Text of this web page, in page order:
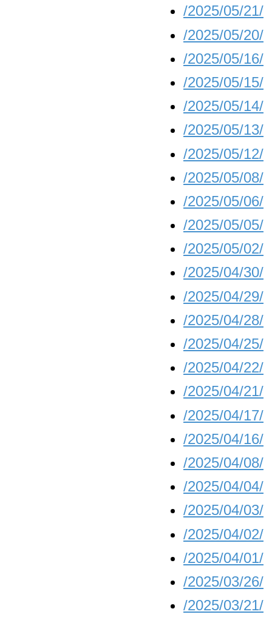
/2025/05/21/
/2025/05/20/
/2025/05/16/
/2025/05/15/
/2025/05/14/
/2025/05/13/
/2025/05/12/
/2025/05/08/
/2025/05/06/
/2025/05/05/
/2025/05/02/
/2025/04/30/
/2025/04/29/
/2025/04/28/
/2025/04/25/
/2025/04/22/
/2025/04/21/
/2025/04/17/
/2025/04/16/
/2025/04/08/
/2025/04/04/
/2025/04/03/
/2025/04/02/
/2025/04/01/
/2025/03/26/
/2025/03/21/